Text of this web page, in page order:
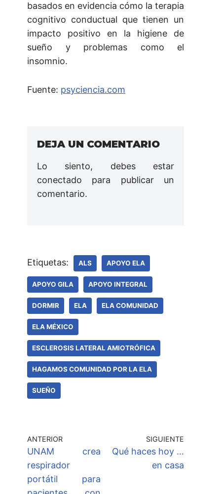
basados en evidencia cómo la terapia
cognitivo conductual que tienen un
impacto positivo en la higiene de
sueño y problemas como el
insomnio.
Fuente: psyciencia.com
DEJA UN COMENTARIO
Lo siento, debes estar
conectado para publicar un
comentario.
Etiquetas: ALS APOYO ELA
APOYO GILA APOYO INTEGRAL
DORMIR ELA ELA COMUNIDAD
ELA MÉXICO
ESCLEROSIS LATERAL AMIOTRÓFICA
HAGAMOS COMUNIDAD POR LA ELA
SUEÑO
ANTERIOR
UNAM crea
respirador
portátil para
SIGUIENTE
Qué haces hoy …
en casa